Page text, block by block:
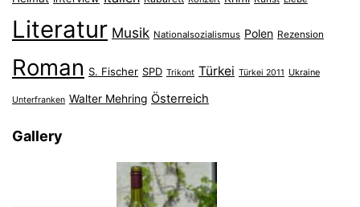
Literatur Musik Nationalsozialismus Polen Rezension
Roman S. Fischer SPD Trikont Türkei Türkei 2011 Ukraine
Unterfranken Walter Mehring Österreich
Gallery